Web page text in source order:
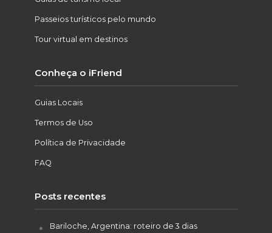
Passeios turísticos pelo mundo
Tour virtual em destinos
Conheça o iFriend
Guias Locais
Termos de Uso
Política de Privacidade
FAQ
Posts recentes
Bariloche, Argentina: roteiro de 3 dias